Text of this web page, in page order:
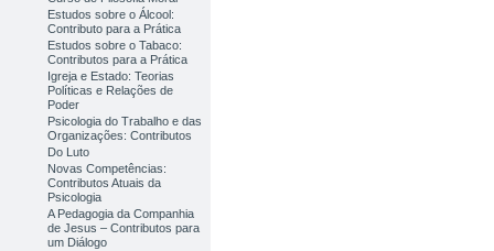
Estudos sobre o Álcool:
Contributo para a Prática
Estudos sobre o Tabaco:
Contributos para a Prática
Igreja e Estado: Teorias
Políticas e Relações de
Poder
Psicologia do Trabalho e das
Organizações: Contributos
Do Luto
Novas Competências:
Contributos Atuais da
Psicologia
A Pedagogia da Companhia
de Jesus – Contributos para
um Diálogo